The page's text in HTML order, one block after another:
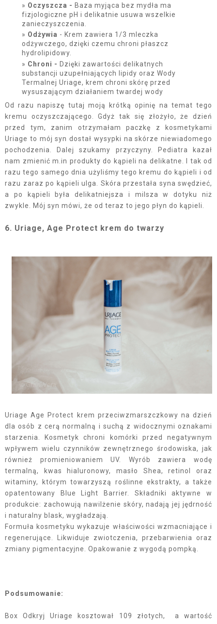
Oczyszcza - Baza myjąca bez mydła ma
fizjologiczne pH i delikatnie usuwa wszelkie
zanieczyszczenia.
Odżywia - Krem zawiera 1/3 mleczka
odżywczego, dzięki czemu chroni płaszcz
hydrolipidowy.
Chroni - Dzięki zawartości delikatnych
substancji uzupełniających lipidy oraz Wody
Termalnej Uriage, krem chroni skórę przed
wysuszającym działaniem twardej wody
Od razu napiszę tutaj moją krótką opinię na temat tego
kremu oczyszczającego. Gdyż tak się złożyło, że dzień
przed tym, zanim otrzymałam paczkę z kosmetykami
Uriage to mój syn dostał wysypki na skórze niewiadomego
pochodzenia. Dalej szukamy przyczyny. Pediatra kazał
nam zmienić m.in produkty do kąpieli na delikatne. I tak od
razu tego samego dnia użyliśmy tego kremu do kąpieli i od
razu zaraz po kąpieli ulga. Skóra przestała syna swędzieć,
a po kąpieli była delikatniejsza i milsza w dotyku niż
zwykle. Mój syn mówi, że od teraz to jego płyn do kąpieli.
6. Uriage, Age Protect krem do twarzy
Uriage Age Protect krem przeciwzmarszczkowy na dzień
dla osób z cerą normalną i suchą z widocznymi oznakami
starzenia. Kosmetyk chroni komórki przed negatywnym
wpływem wielu czynników zewnętrznego środowiska, jak
również promieniowaniem UV. Wyrób zawiera wodę
termalną, kwas hialuronowy, masło Shea, retinol oraz
witaminy, którym towarzyszą roślinne ekstrakty, a także
opatentowany Blue Light Barrier. Składniki aktywne w
produkcie: zachowują nawilżenie skóry, nadają jej jędrność
i naturalny blask, wygładzają.
Formuła kosmetyku wykazuje właściwości wzmacniające i
regenerujące. Likwiduje zwiotczenia, przebarwienia oraz
zmiany pigmentacyjne. Opakowanie z wygodą pompką.
Podsumowanie:
Box Odkryj Uriage kosztował 109 złotych, a wartość